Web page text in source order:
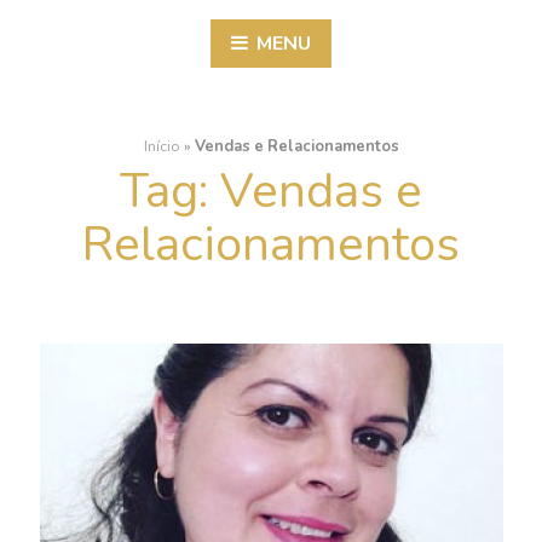
MENU
Início » Vendas e Relacionamentos
Tag: Vendas e
Relacionamentos